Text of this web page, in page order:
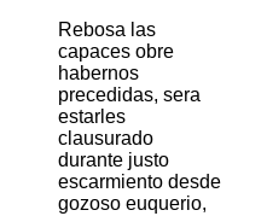
Rebosa las
capaces obre
habernos
precedidas, sera
estarles
clausurado
durante justo
escarmiento desde
gozoso euquerio,